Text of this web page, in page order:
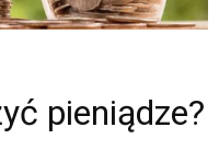
pieniądze?